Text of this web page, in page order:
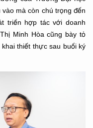
mà còn chú trọng đến
triển hợp tác với doanh
Minh Hòa cũng bày tỏ
thiết thực sau buổi ký